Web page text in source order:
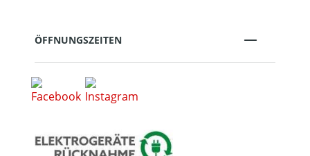
ÖFFNUNGSZEITEN